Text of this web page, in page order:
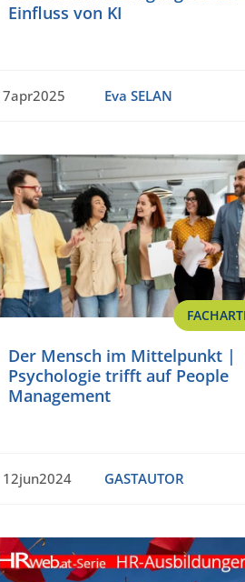
Einfluss von KI
7apr2025 Eva SELAN
Der Mensch im Mittelpunkt |
Psychologie trifft auf People
Management
12jun2024 GASTAUTOR